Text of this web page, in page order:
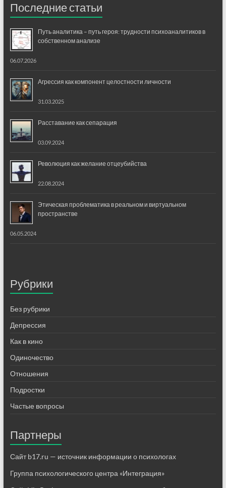
Последние статьи
Путь аналитика – путь героя: трудности психоаналитиков в
собственном анализе
06.07.2026
Агрессия как компонент целостности личности
31.03.2025
Расставание как сепарация
03.09.2024
Революция как желание отцеубийства
22.08.2024
Этическая проблематика в реальном и виртуальном
пространстве
06.05.2024
Рубрики
Без рубрики
Депрессия
Как в кино
Одиночество
Отношения
Подростки
Частые вопросы
Партнеры
Сайт b17.ru — источник информации о психологах
Группа психологического центра «Интеграция»